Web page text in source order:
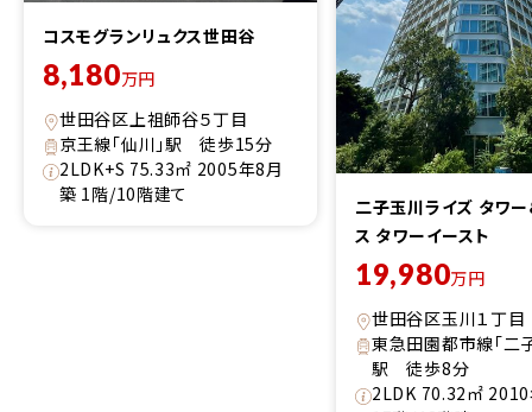
コスモグランリュクス世田谷
8,180万円
世田谷区上祖師谷５丁目
京王線「仙川」駅 徒歩15分
2LDK+S 75.33㎡ 2005年8月
築 1階/10階建て
二子玉川ライズ タワー
ス タワーイースト
19,980万円
世田谷区玉川１丁目
東急田園都市線「二
駅 徒歩8分
2LDK 70.32㎡